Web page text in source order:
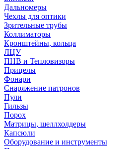
Дальномеры
Чехлы для оптики
Зрительные трубы
Коллиматоры
Кронштейны, кольца
ЛЦУ
ПНВ и Тепловизоры
Прицелы
Фонари
Снаряжение патронов
Пули
Гильзы
Порох
Матрицы, шеллхолдеры
Капсюли
Оборудование и инструменты